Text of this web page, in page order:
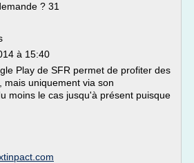
? 31
à 15:40
Play de SFR permet de profiter des
mais uniquement via son
moins le cas jusqu'à présent puisque